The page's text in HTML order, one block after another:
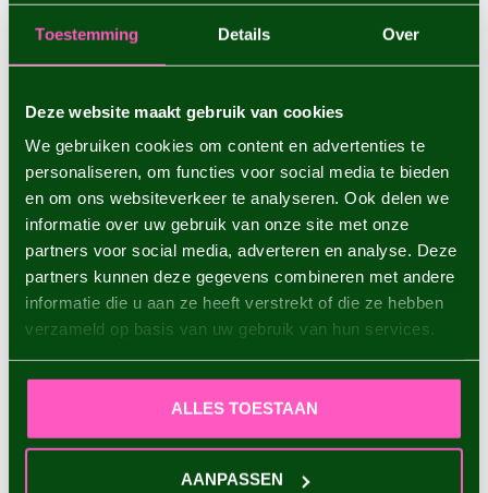
Toestemming Details Over
Deze website maakt gebruik van cookies
We gebruiken cookies om content en advertenties te
personaliseren, om functies voor social media te bieden
en om ons websiteverkeer te analyseren. Ook delen we
informatie over uw gebruik van onze site met onze
partners voor social media, adverteren en analyse. Deze
partners kunnen deze gegevens combineren met andere
informatie die u aan ze heeft verstrekt of die ze hebben
verzameld op basis van uw gebruik van hun services.
ALLES TOESTAAN
AANPASSEN
Dahlie Karma Prospero €4,95
Dahlie Linda's Baby €4,95
Dahlie Sheer Heaven €4,95
ZULETZT ANGESEHEN